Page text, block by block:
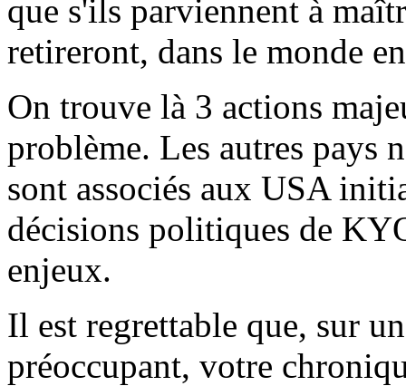
que s'ils parviennent à
retireront, dans le monde
On trouve là 3 actions
problème. Les autres pays
sont associés aux USA
décisions politiques de
enjeux.
Il est regrettable que, sur
préoccupant, votre